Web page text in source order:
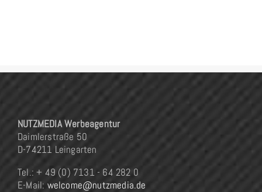
NUTZMEDIA Werbeagentur
Daimlerstraße 50
D-74211 Leingarten
Tel.: + 49 (0) 7131 - 64 282 0
E-Mail: welcome@nutzmedia.de